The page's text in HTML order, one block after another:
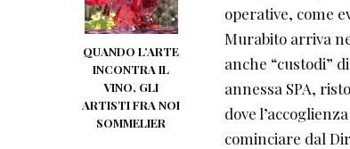
QUANDO L’ARTE
INCONTRA IL
VINO, GLI
ARTISTI FRA NOI
SOMMELIER
operative, come
Murabito arriva
anche “custodi”
annessa SPA,
dove
cominciare dal